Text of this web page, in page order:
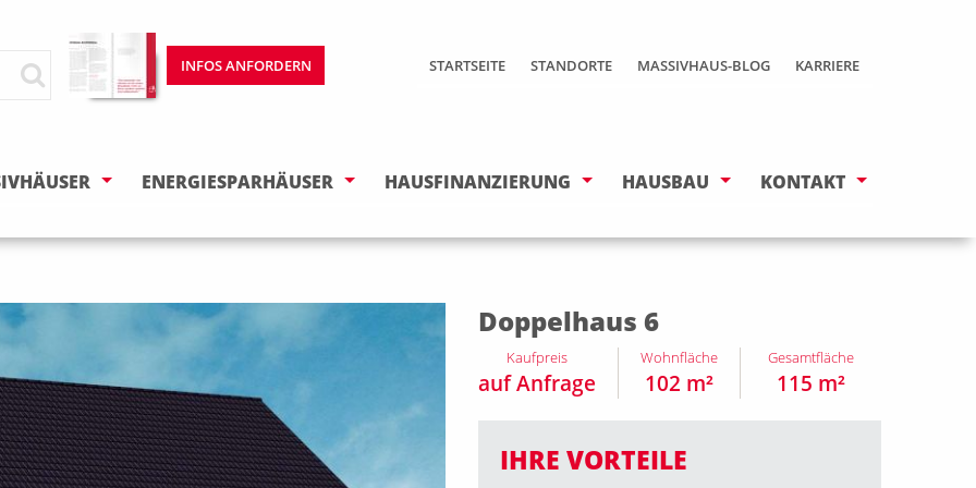
INFOS ANFORDERN STARTSEITE STANDORTE MASSIVHAUS-BLOG KARRIERE
ENERGIESPARHÄUSER HAUSFINANZIERUNG HAUSBAU KONTAKT
Doppelhaus 6
Kaufpreis
auf Anfrage
Wohnfläche
102 m²
Gesamtfläche
115 m²
IHRE VORTEILE